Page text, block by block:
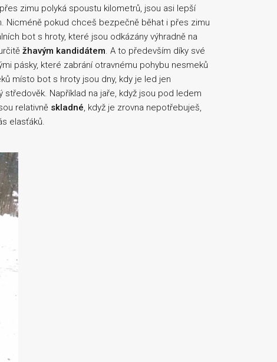
zimu polyká spoustu kilometrů, jsou asi lepší
Nicméně pokud chceš bezpečně běhat i přes zimu
bot s hroty, které jsou odkázány výhradně na
žhavým kandidátem. A to především díky své
pásky, které zabrání otravnému pohybu nesmeků
místo bot s hroty jsou dny, kdy je led jen
Například na jaře, když jsou pod ledem
relativně skladné, když je zrovna nepotřebuješ,
elasťáků.